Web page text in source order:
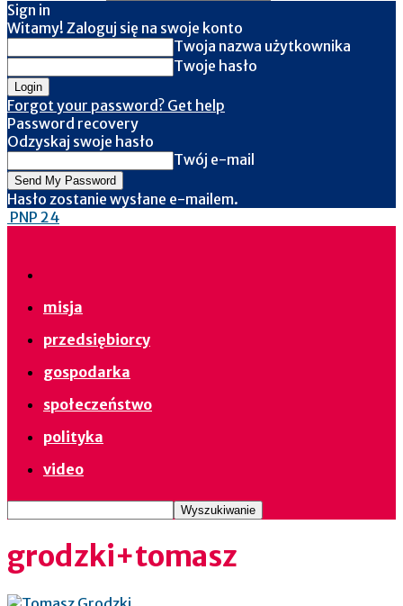
Sign in
Witamy! Zaloguj się na swoje konto
Twoja nazwa użytkownika
Twoje hasło
Forgot your password? Get help
Password recovery
Odzyskaj swoje hasło
Twój e-mail
Hasło zostanie wysłane e-mailem.
PNP 24
misja
przedsiębiorcy
gospodarka
społeczeństwo
polityka
video
grodzki+tomasz